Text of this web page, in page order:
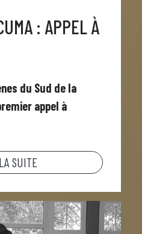
: APPEL À
du Sud de la
appel à
SUITE